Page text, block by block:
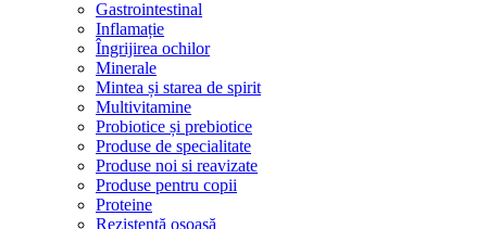
Gastrointestinal
Inflamație
Îngrijirea ochilor
Minerale
Mintea și starea de spirit
Multivitamine
Probiotice și prebiotice
Produse de specialitate
Produse noi si reavizate
Produse pentru copii
Proteine
Rezistență osoasă